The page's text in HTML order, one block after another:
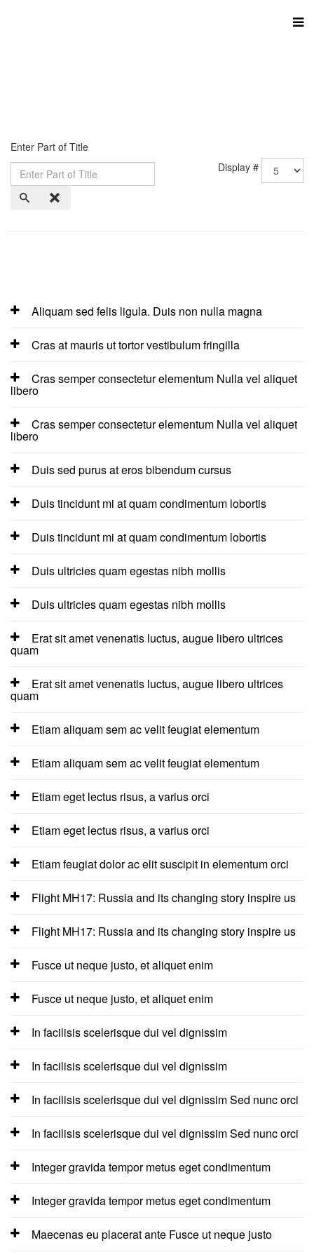
Enter Part of Title
Display #
Aliquam sed felis ligula. Duis non nulla magna
Cras at mauris ut tortor vestibulum fringilla
Cras semper consectetur elementum Nulla vel aliquet
libero
Cras semper consectetur elementum Nulla vel aliquet
libero
Duis sed purus at eros bibendum cursus
Duis tincidunt mi at quam condimentum lobortis
Duis tincidunt mi at quam condimentum lobortis
Duis ultricies quam egestas nibh mollis
Duis ultricies quam egestas nibh mollis
Erat sit amet venenatis luctus, augue libero ultrices
quam
Erat sit amet venenatis luctus, augue libero ultrices
quam
Etiam aliquam sem ac velit feugiat elementum
Etiam aliquam sem ac velit feugiat elementum
Etiam eget lectus risus, a varius orci
Etiam eget lectus risus, a varius orci
Etiam feugiat dolor ac elit suscipit in elementum orci
Flight MH17: Russia and its changing story inspire us
Flight MH17: Russia and its changing story inspire us
Fusce ut neque justo, et aliquet enim
Fusce ut neque justo, et aliquet enim
In facilisis scelerisque dui vel dignissim
In facilisis scelerisque dui vel dignissim
In facilisis scelerisque dui vel dignissim Sed nunc orci
In facilisis scelerisque dui vel dignissim Sed nunc orci
Integer gravida tempor metus eget condimentum
Integer gravida tempor metus eget condimentum
Maecenas eu placerat ante Fusce ut neque justo